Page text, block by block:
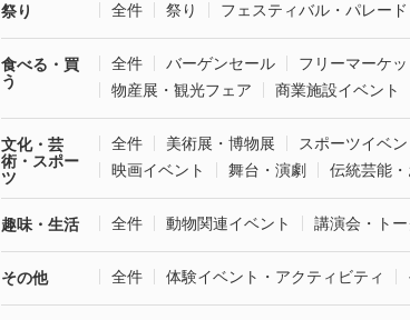
祭り 全件 祭り フェスティバル・パレード
食べる・買
う
全件 バーゲンセール フリーマーケッ
物産展・観光フェア
商業施設イベント
文化・芸
術・スポー
ツ
全件 美術展・博物展 スポーツイベン
映画イベント
舞台・演劇 伝統芸能
趣味・生活 全件 動物関連イベント 講演会・ト
その他 全件 体験イベント・アクティビティ